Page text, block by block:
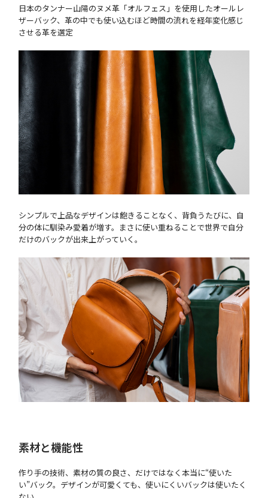
日本のタンナー山陽のヌメ革「オルフェス」を使用したオールレ
ザーバック、革の中でも使い込むほど時間の流れを経年変化感じ
させる革を選定
シンプルで上品なデザインは飽きることなく、背負うたびに、自
分の体に馴染み愛着が増す。まさに使い重ねることで世界で自分
だけのバックが出来上がっていく。
素材と機能性
作り手の技術、素材の質の良さ、だけではなく本当に“使いた
い”バック。デザインが可愛くても、使いにくいバックは使いたく